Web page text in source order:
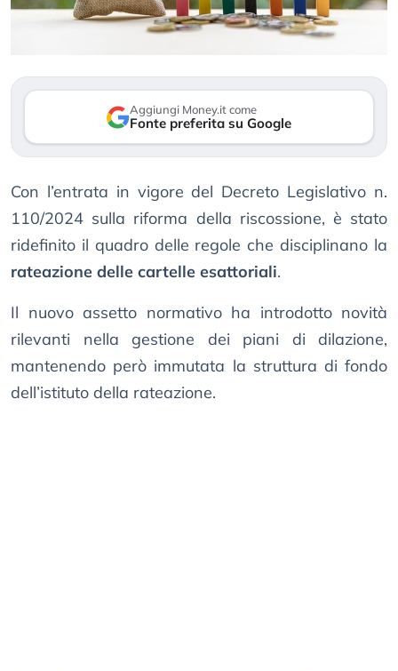
Aggiungi Money.it come
Fonte preferita su Google
Con l’entrata in vigore del Decreto Legislativo n.
110/2024 sulla riforma della riscossione, è stato
ridefinito il quadro delle regole che disciplinano la
rateazione delle cartelle esattoriali.
Il nuovo assetto normativo ha introdotto novità
rilevanti nella gestione dei piani di dilazione,
mantenendo però immutata la struttura di fondo
dell’istituto della rateazione.